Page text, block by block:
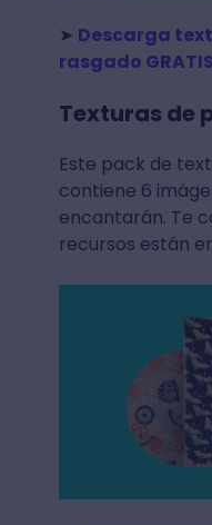
➤ Descarga
rasgado GRATIS
Texturas de
Este pack de
contiene 6
encantarán. Te
recursos están